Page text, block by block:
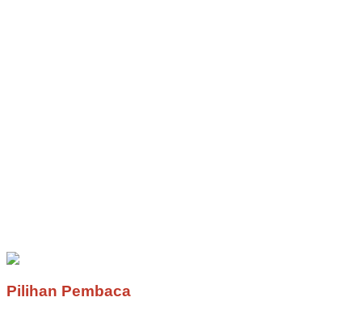
Pilihan Pembaca